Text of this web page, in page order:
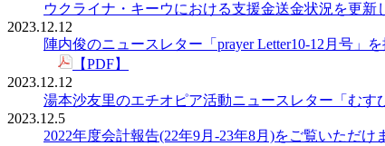
ウクライナ・キーウにおける支援金送金状況を更新
2023.12.12
陣内俊のニュースレター「prayer Letter10-12月号」を
【PDF】
2023.12.12
湯本沙友里のエチオピア活動ニュースレター「むす
2023.12.5
2022年度会計報告(22年9月-23年8月)をご覧いただけ